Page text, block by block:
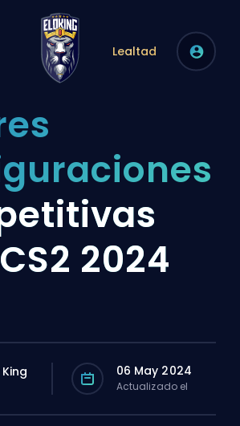
Lealtad
2024
06 May 2024
Actualizado el